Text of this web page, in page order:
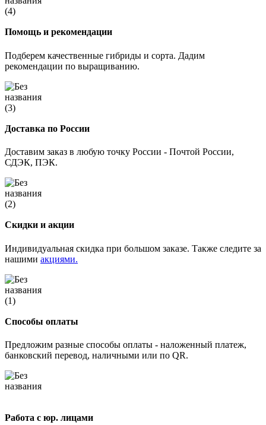
Помощь и рекомендации
Подберем качественные гибриды и сорта. Дадим
рекомендации по выращиванию.
Доставка по России
Доставим заказ в любую точку России - Почтой России,
СДЭК, ПЭК.
Скидки и акции
Индивидуальная скидка при большом заказе. Также следите за
нашими акциями.
Способы оплаты
Предложим разные способы оплаты - наложенный платеж,
банковский перевод, наличными или по QR.
Работа с юр. лицами